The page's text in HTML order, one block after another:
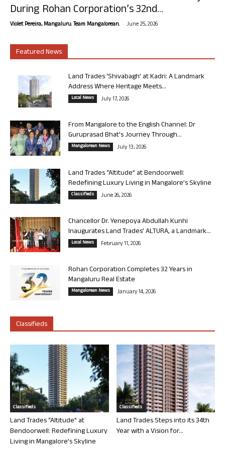
During Rohan Corporation’s 32nd...
Violet Pereira, Mangaluru. Team Mangalorean. - June 25, 2026
Featured News
Land Trades ‘Shivabagh’ at Kadri: A Landmark
Address Where Heritage Meets...
Local News July 17, 2026
From Mangalore to the English Channel: Dr
Guruprasad Bhat’s Journey Through...
Mangalorean News July 13, 2026
Land Trades “Altitude” at Bendoorwell:
Redefining Luxury Living in Mangalore’s Skyline
Classifieds June 26, 2026
Chancellor Dr. Yenepoya Abdullah Kunhi
Inaugurates Land Trades’ ALTURA, a Landmark...
Local News February 11, 2026
Rohan Corporation Completes 32 Years in
Mangaluru Real Estate
Mangalorean News January 14, 2026
Classifieds
Classifieds
Land Trades “Altitude” at
Bendoorwell: Redefining Luxury
Living in Mangalore’s Skyline
Classifieds
Land Trades Steps into its 34th
Year with a Vision for...